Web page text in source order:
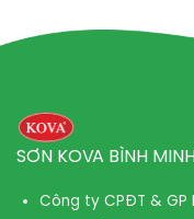
SƠN KOVA BÌNH
Công ty CPĐT & GP